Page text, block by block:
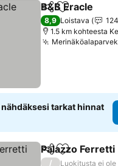
Jaa Lisää
B&B Eracle
8,9 Loistava
1.5 km kohteesta
tarkat hinnat
Jaa Lisää
Palazzo Ferretti
/
Luokitusta ei